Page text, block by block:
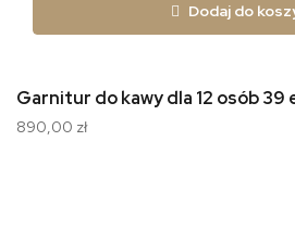
Dodaj do
Garnitur do kawy dla 12 osób 39
890,00 zł